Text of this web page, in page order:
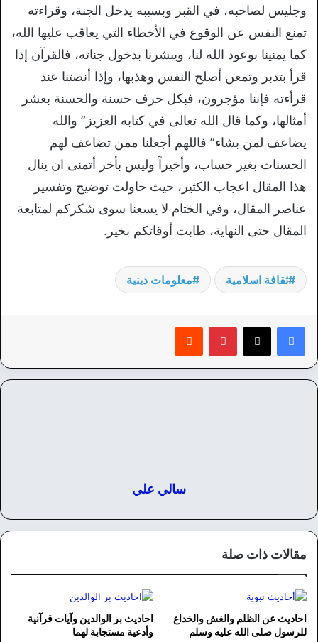
وجليس لصاحبه، في القبر وبسببه يدخل الجنة، وقراءته
تمنع النفس عن الوقوع في الأخطاء التي يعاقب عليها الله،
كما يمنينا بوعود الله لنا، ويبشرنا بدخول جناته، فالقرآن إذا
قرأ بتدبر وتمعن أصلح النفس وهذبها، وإذا أنصتنا عند
قرأءته فإننا مؤجرون، فبكل حرف حسنة والحسنة بعشر
أمثالها، وكما قال الله تعالى في كتابه العزيز” والله
يضاعف لمن بشاء” فاللهم أجعلنا ممن تضاعف لهم
الحسنات بغير حساب، وأخيراً وليس بأخر أتمنى ان ينال
هذا المقال اعجاب الكثير، حيث حاولت توضيح وتفسير
عناصر المقال، وفي الختام لا يسعنا سوى شكركم لمتابعة
المقال حتى النهاية، طابت أوقاتكم بخير.
ثقافة اسلامية معلومات دينية
بينتيريست
سالي علي
مقالات ذات صلة
احاديث عن الظلم والغش والخداع
للرسول صلى الله عليه وسلم
احاديث بر الوالدين وآيات قرآنية
وأدعية مستجابة لهما